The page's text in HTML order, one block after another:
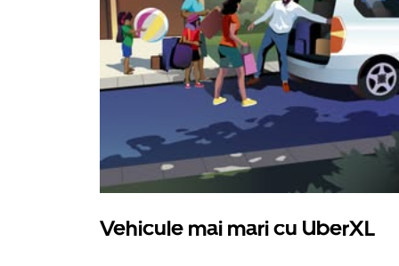
Vehicule mai mari cu UberXL